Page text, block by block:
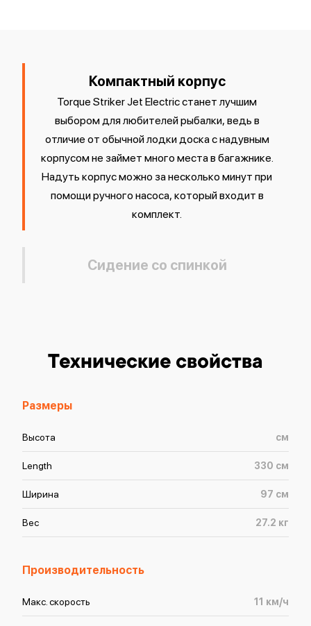
Компактный корпус
Torque Striker Jet Electric станет лучшим
выбором для любителей рыбалки, ведь в
отличие от обычной лодки доска с надувным
корпусом не займет много места в багажнике.
Надуть корпус можно за несколько минут при
помощи ручного насоса, который входит в
комплект.
Сидение со спинкой
Технические свойства
Размеры
Высота см
Length 330 см
Ширина 97 см
Вес 27.2 кг
Производительность
Макс. скорость 11 км/ч